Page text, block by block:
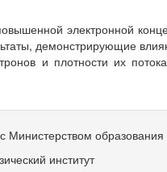
электронной
демонстрирующие
и плотности их
институт